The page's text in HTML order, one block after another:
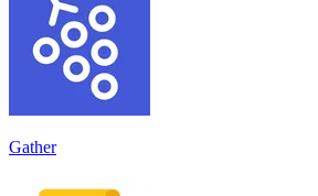
Gather